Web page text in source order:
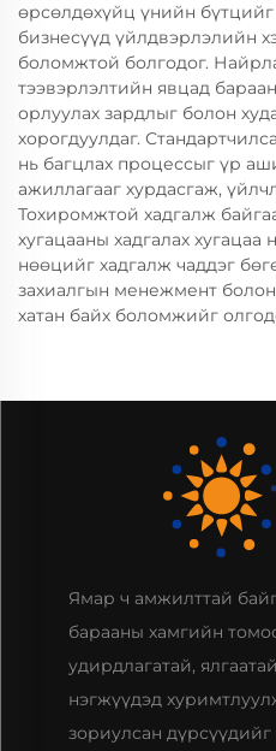
өрсөлдөхүйц үнийн бүтцийг
бизнесүүд үйлдвэрлэлийн
боломжтой болгодог.
тээвэрлэлтийн явцад
орлуулах зардлыг болон
хорогдуулдаг.
нь багцлах процессыг үр
ажиллагааг хурдасгаж,
Тохиромжтой хадгалж
хугацааны хадгалах хугацаа
нөөцийг хадгалж чаддэг
захиалгын менежмент
хатан байх боломжийг
Ямар ч амжилттай
барааны хамгийн
удирдлагатай,
нэгжүүдэд
зориулсан дүрсүүдийг